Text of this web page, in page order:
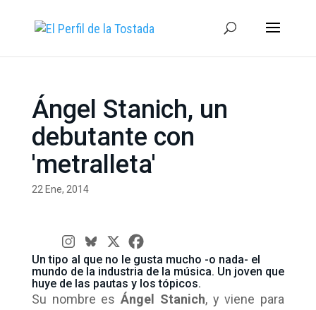
Ángel Stanich, un
debutante con
'metralleta'
22 Ene, 2014
Un tipo al que no le gusta mucho -o nada- el
mundo de la industria de la música. Un joven que
huye de las pautas y los tópicos.
Su nombre esÁngel Stanich, y viene para